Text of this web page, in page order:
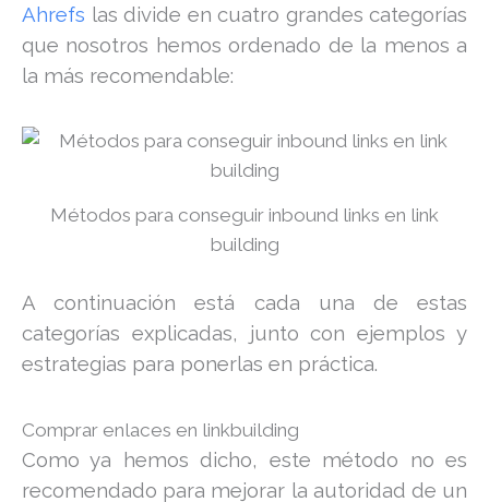
Ahrefs las divide en cuatro grandes categorías
que nosotros hemos ordenado de la menos a
la más recomendable:
Métodos para conseguir inbound links en link
building
A continuación está cada una de estas
categorías explicadas, junto con ejemplos y
estrategias para ponerlas en práctica.
Comprar enlaces en linkbuilding
Como ya hemos dicho, este método no es
recomendado para mejorar la autoridad de un